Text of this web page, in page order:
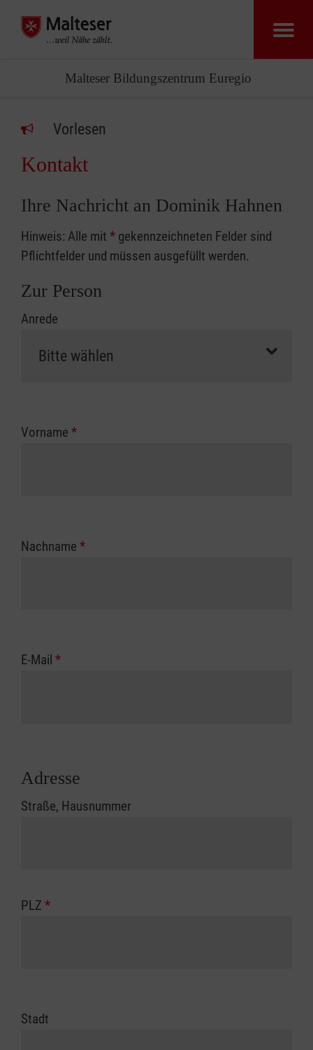
Malteser Bildungszentrum Euregio
Vorlesen
Kontakt
Ihre Nachricht an Dominik Hahnen
Hinweis: Alle mit * gekennzeichneten Felder sind
Pflichtfelder und müssen ausgefüllt werden.
Zur Person
Anrede
Vorname *
Nachname *
E-Mail *
Adresse
Straße, Hausnummer
PLZ *
Stadt